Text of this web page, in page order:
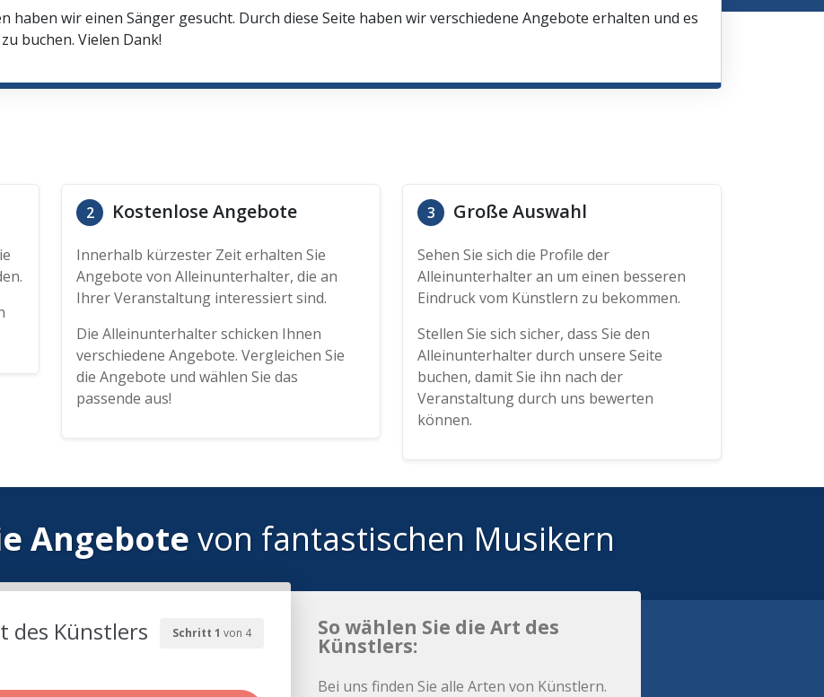
haben wir einen Sänger gesucht. Durch diese Seite haben wir verschiedene Angebote erhalten und es
buchen. Vielen Dank!
2 Kostenlose Angebote
Innerhalb kürzester Zeit erhalten Sie
Angebote von Alleinunterhalter, die an
Ihrer Veranstaltung interessiert sind.
Die Alleinunterhalter schicken Ihnen
verschiedene Angebote. Vergleichen Sie
die Angebote und wählen Sie das
passende aus!
3 Große Auswahl
Sehen Sie sich die Profile der
Alleinunterhalter an um einen besseren
Eindruck vom Künstlern zu bekommen.
Stellen Sie sich sicher, dass Sie den
Alleinunterhalter durch unsere Seite
buchen, damit Sie ihn nach der
Veranstaltung durch uns bewerten
können.
Angebote von fantastischen Musikern
Schritt 1 von 4
des Künstlers
So wählen Sie die Art des
Künstlers:
Bei uns finden Sie alle Arten von Künstlern.